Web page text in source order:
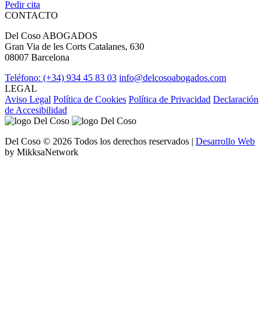
Pedir cita
CONTACTO
Del Coso ABOGADOS
Gran Via de les Corts Catalanes, 630
08007 Barcelona
Teléfono: (+34) 934 45 83 03 info@delcosoabogados.com
LEGAL
Aviso Legal Política de Cookies Política de Privacidad Declaración
de Accesibilidad
Del Coso © 2026 Todos los derechos reservados | Desarrollo Web
by MikksaNetwork